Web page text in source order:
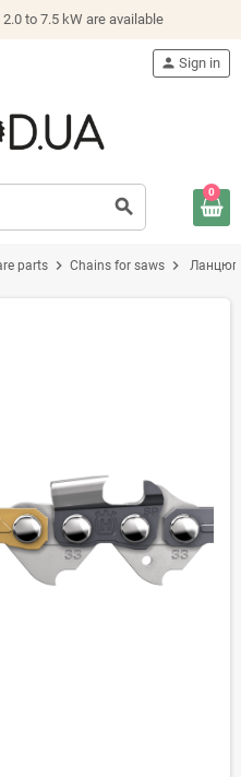
to 7.5 kW are available
search
person Sign in
0
parts chevron_right Chains for saws chevron_right